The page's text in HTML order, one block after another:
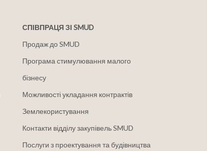
СПІВПРАЦЯ ЗІ SMUD
Продаж до SMUD
Програма стимулювання малого
бізнесу
Можливості укладання контрактів
Землекористування
Контакти відділу закупівель SMUD
Послуги з проектування та будівництва